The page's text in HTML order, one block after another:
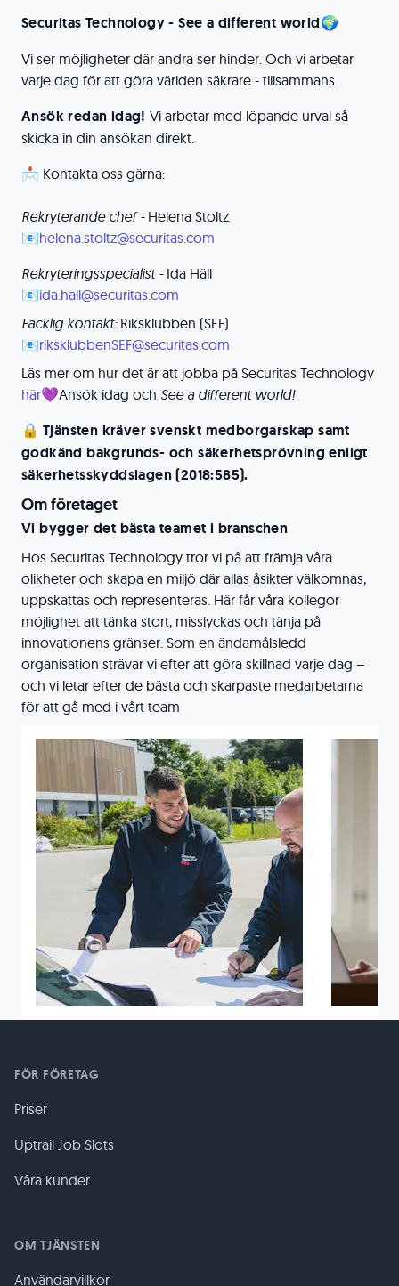
Securitas Technology - See a different world🌍
Vi ser möjligheter där andra ser hinder. Och vi arbetar
varje dag för att göra världen säkrare - tillsammans.
Ansök redan idag!Vi arbetar med löpande urval så
skicka in din ansökan direkt.
📩 Kontakta oss gärna:
Rekryterande chef - Helena Stoltz
📧helena.stoltz@securitas.com
Rekryteringsspecialist - Ida Häll
📧ida.hall@securitas.com
Facklig kontakt:Riksklubben (SEF)
📧riksklubbenSEF@securitas.com
Läs mer om hur det är att jobba på Securitas Technology
här💜Ansök idag och See a different world!
🔒 Tjänsten kräver svenskt medborgarskap samt
godkänd bakgrunds- och säkerhetsprövning enligt
säkerhetsskyddslagen (2018:585).
Om företaget
Vi bygger det bästa teamet i branschen
Hos Securitas Technology tror vi på att främja våra
olikheter och skapa en miljö där allas åsikter välkomnas,
uppskattas och representeras. Här får våra kollegor
möjlighet att tänka stort, misslyckas och tänja på
innovationens gränser. Som en ändamålsledd
organisation strävar vi efter att göra skillnad varje dag –
och vi letar efter de bästa och skarpaste medarbetarna
för att gå med i vårt team
FÖR FÖRETAG
Priser
Uptrail Job Slots
Våra kunder
OM TJÄNSTEN
Användarvillkor